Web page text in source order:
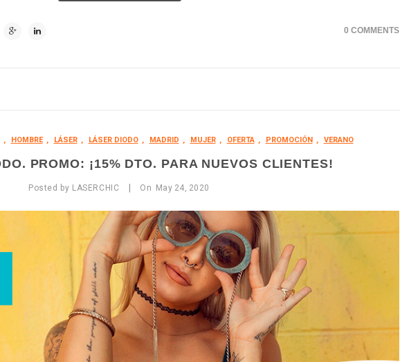
0 COMMENTS
, HOMBRE , LÁSER , LÁSER DIODO , MADRID , MUJER , OFERTA , PROMOCIÓN , VERANO
PROMO: ¡15% DTO. PARA NUEVOS CLIENTES!
Posted by LASERCHIC On May 24, 2020